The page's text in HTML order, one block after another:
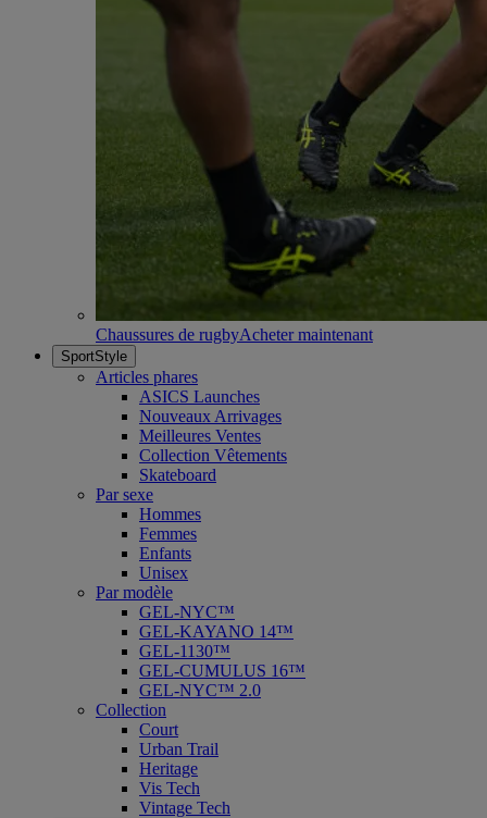
Chaussures de rugbyAcheter maintenant
SportStyle
Articles phares
ASICS Launches
Nouveaux Arrivages
Meilleures Ventes
Collection Vêtements
Skateboard
Par sexe
Hommes
Femmes
Enfants
Unisex
Par modèle
GEL-NYC™
GEL-KAYANO 14™
GEL-1130™
GEL-CUMULUS 16™
GEL-NYC™ 2.0
Collection
Court
Urban Trail
Heritage
Vis Tech
Vintage Tech